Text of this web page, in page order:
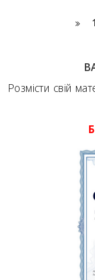
Розмісти свій